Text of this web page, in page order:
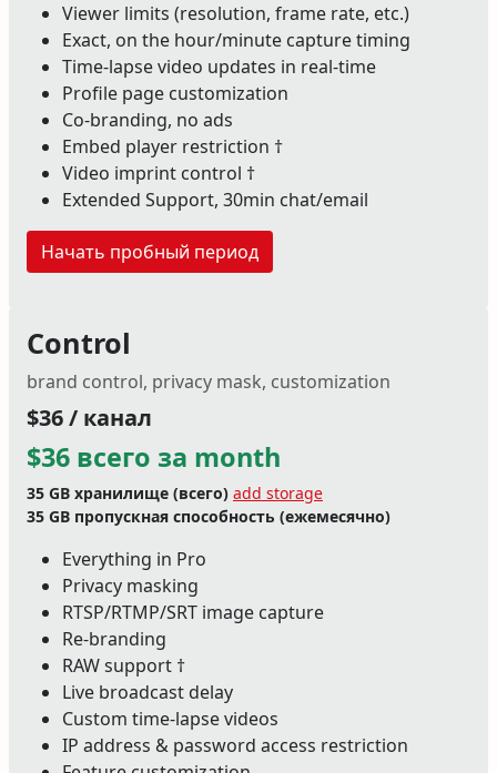
Viewer limits (resolution, frame rate, etc.)
Exact, on the hour/minute capture timing
Time-lapse video updates in real-time
Profile page customization
Co-branding, no ads
Embed player restriction †
Video imprint control †
Extended Support, 30min chat/email
Начать пробный период
Control
brand control, privacy mask, customization
$36 / канал
$36 всего за month
35 GB хранилище (всего) add storage
35 GB пропускная способность (ежемесячно)
Everything in Pro
Privacy masking
RTSP/RTMP/SRT image capture
Re-branding
RAW support †
Live broadcast delay
Custom time-lapse videos
IP address & password access restriction